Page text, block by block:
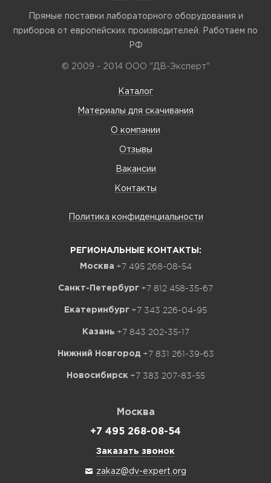
Прямые поставки лабораторного оборудования и
приборов от европейских производителей. Работаем по
РФ
© 2009 - 2014 ООО "ДВ-Эксперт"
Каталог
Материалы для скачивания
О компании
Отзывы
Вакансии
Контакты
Политика конфиденциальности
РЕГИОНАЛЬНЫЕ КОНТАКТЫ:
Москва +7 495 268-08-54
Санкт-Петербург +7 812 458-35-67
Екатеринбург +7 343 226-04-95
Казань +7 843 202-35-17
Нижний Новгород +7 831 261-39-63
Новосибирск +7 383 207-83-55
Москва
+7 495 268-08-54
Заказать звонок
zakaz@dv-expert.org